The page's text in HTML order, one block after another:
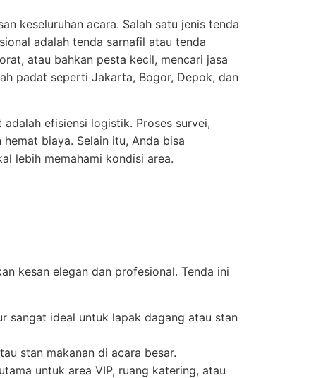
keseluruhan acara. Salah satu jenis tenda
adalah tenda sarnafil atau tenda
atau bahkan pesta kecil, mencari jasa
padat seperti Jakarta, Bogor, Depok, dan
efisiensi logistik. Proses survei,
biaya. Selain itu, Anda bisa
lebih memahami kondisi area.
kesan elegan dan profesional. Tenda ini
sangat ideal untuk lapak dagang atau stan
stan makanan di acara besar.
untuk area VIP, ruang katering, atau